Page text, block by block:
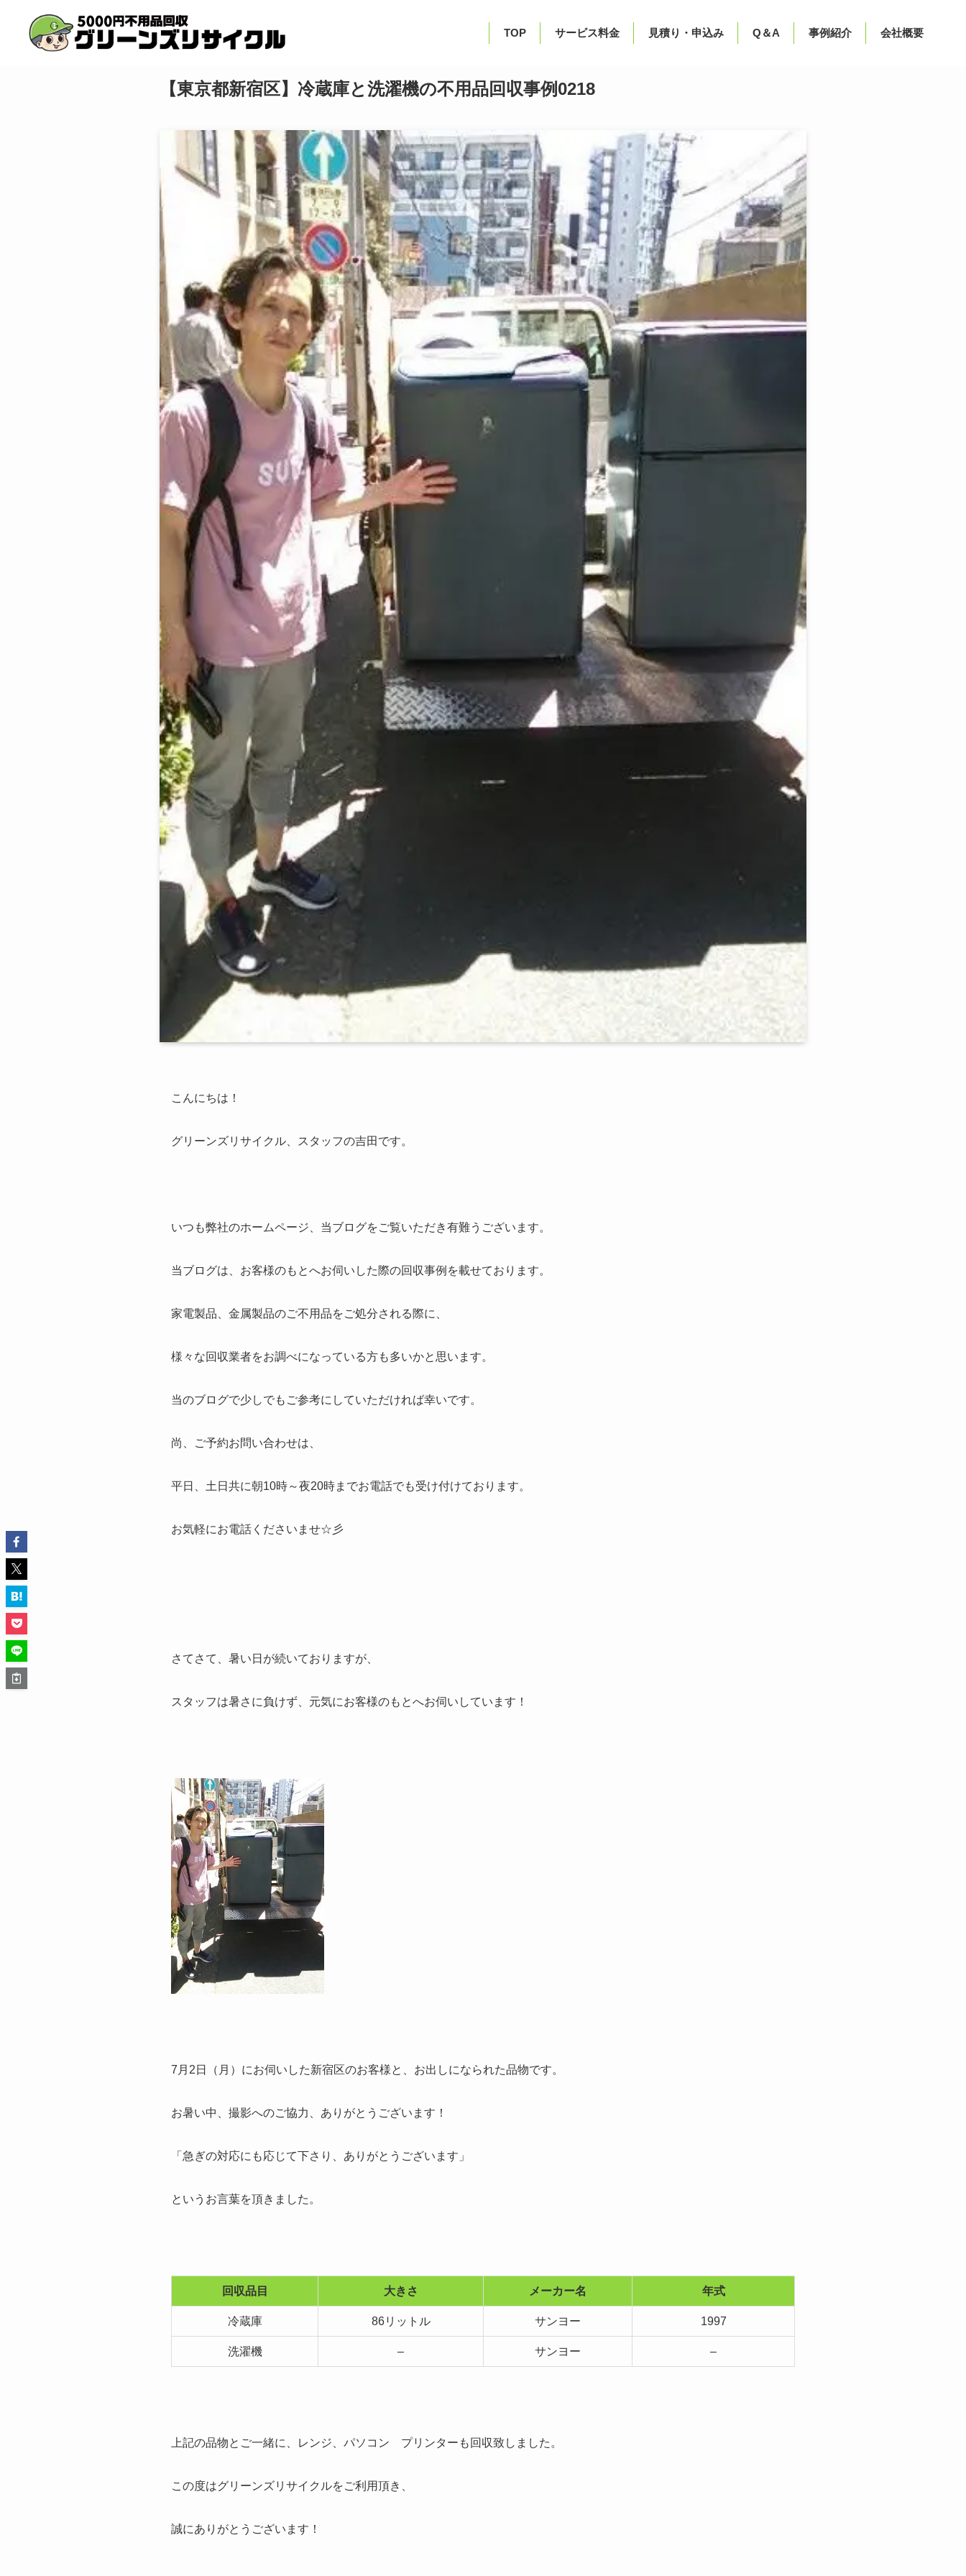
TOP サービス料金 見積り・申込み Q＆A 事例紹介 会社概要
【東京都新宿区】冷蔵庫と洗濯機の不用品回収事例0218
こんにちは！
グリーンズリサイクル、スタッフの吉田です。
いつも弊社のホームページ、当ブログをご覧いただき有難うございます。
当ブログは、お客様のもとへお伺いした際の回収事例を載せております。
家電製品、金属製品のご不用品をご処分される際に、
様々な回収業者をお調べになっている方も多いかと思います。
当のブログで少しでもご参考にしていただければ幸いです。
尚、ご予約お問い合わせは、
平日、土日共に朝10時～夜20時までお電話でも受け付けております。
お気軽にお電話くださいませ☆彡
さてさて、暑い日が続いておりますが、
スタッフは暑さに負けず、元気にお客様のもとへお伺いしています！
7月2日（月）にお伺いした新宿区のお客様と、お出しになられた品物です。
お暑い中、撮影へのご協力、ありがとうございます！
「急ぎの対応にも応じて下さり、ありがとうございます」
というお言葉を頂きました。
回収品目 大きさ メーカー名 年式
冷蔵庫 86リットル サンヨー 1997
洗濯機 – サンヨー –
上記の品物とご一緒に、レンジ、パソコン プリンターも回収致しました。
この度はグリーンズリサイクルをご利用頂き、
誠にありがとうございます！